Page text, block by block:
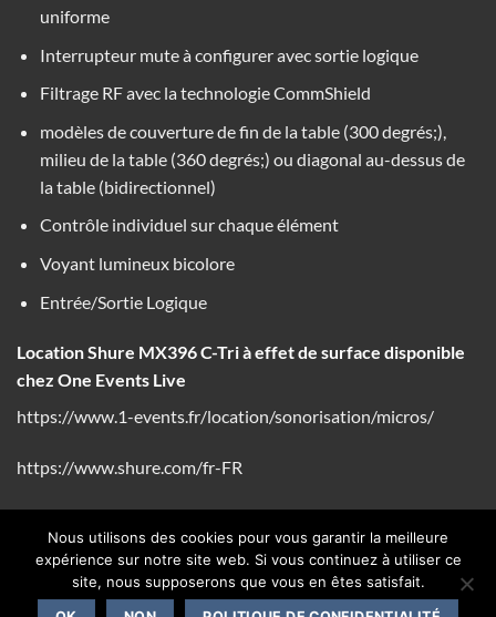
uniforme
Interrupteur mute à configurer avec sortie logique
Filtrage RF avec la technologie CommShield
modèles de couverture de fin de la table (300 degrés;),
milieu de la table (360 degrés;) ou diagonal au-dessus de
la table (bidirectionnel)
Contrôle individuel sur chaque élément
Voyant lumineux bicolore
Entrée/Sortie Logique
Location Shure MX396 C-Tri à effet de surface disponible
chez One Events Live
https://www.1-events.fr/location/sonorisation/micros/
https://www.shure.com/fr-FR
CONTACT
Nous utilisons des cookies pour vous garantir la meilleure
expérience sur notre site web. Si vous continuez à utiliser ce
site, nous supposerons que vous en êtes satisfait.